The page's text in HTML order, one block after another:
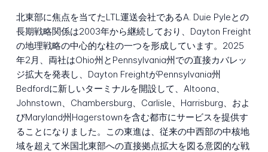
北東部に焦点を当てたLTL運送会社であるA. Duie Pyleとの
長期戦略関係は2003年から継続しており、Dayton Freight
の地理戦略の中心的な柱の一つを形成しています。2025
年2月、両社はOhio州とPennsylvania州での直接カバレッ
ジ拡大を発表し、Dayton FreightがPennsylvania州
Bedfordに新しいターミナルを開設して、Altoona、
Johnstown、Chambersburg、Carlisle、Harrisburg、およ
びMaryland州Hagerstownを含む都市にサービスを提供す
ることになりました。この東進は、従来の中西部の中核地
域を超えて米国北東部への直接拠点拡大を図る意図的な戦